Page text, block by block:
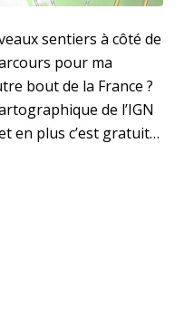
sentiers à côté de
pour ma
bout de la France ?
de l’IGN
en plus c’est gratuit…